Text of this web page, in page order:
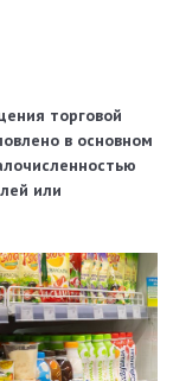
торговой
в основном
или